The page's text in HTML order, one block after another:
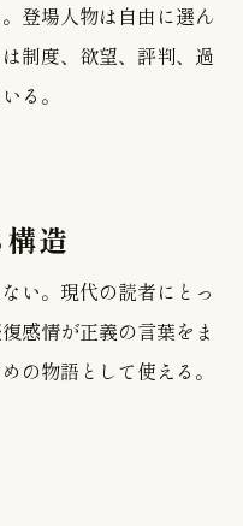
登場人物は自由に選ん
制度、欲望、評判、過
る。
造
い。現代の読者にとっ
感情が正義の言葉をま
の物語として使える。